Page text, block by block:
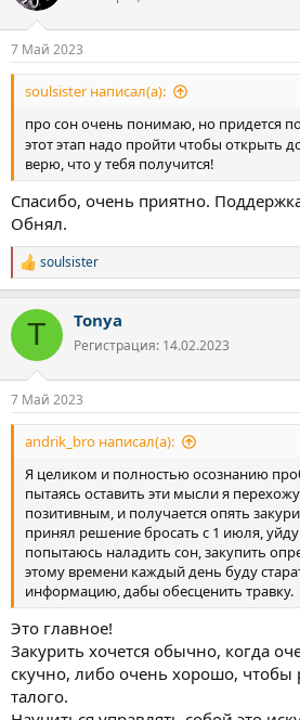
и
7 Май 2023
soulsister написал(а):
про сон очень понимаю, но придется
этот этап надо пройти чтобы открыть
верю, что у тебя получится!
Спасибо, очень приятно.
Обнял.
Р
е
к
и
soulsister
T Tonya
Регистрация: 14.02.2023
7 Май 2023
andrik_bro написал(а):
Я целиком и полностью осознанию
пытаясь оставить эти мысли я
позитивным, и получается опять
принял решение бросать с 1 июля, уйду
попытаюсь наладить сон, закупить
этому времени каждый день буду
информацию, дабы обесценить травку.
Это главное!
Закурить хочется обычно, когда
скучно, либо очень хорошо, чтобы
талого.